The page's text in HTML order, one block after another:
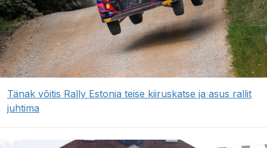
Tänak võitis Rally Estonia teise kiiruskatse ja asus rallit
juhtima